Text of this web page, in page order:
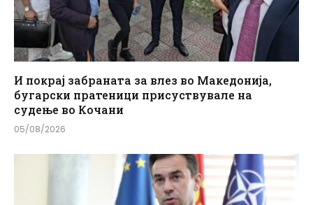
И покрај забраната за влез во Македонија,
бугарски пратеници присуствувале на
судење во Кочани
05/08/2026